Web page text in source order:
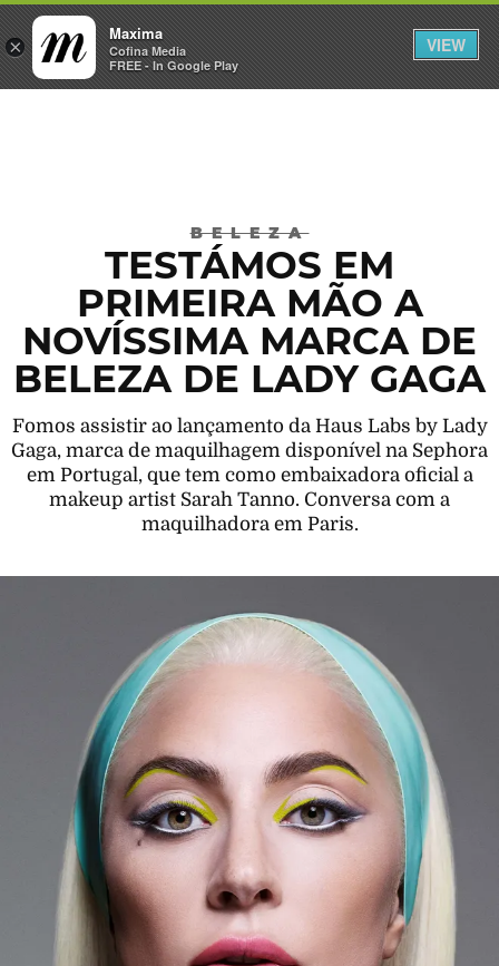
×
Maxima
Cofina Media
FREE - In Google Play
VIEW
INICIAR SESSÃO
BELEZA
TESTÁMOS EM
PRIMEIRA MÃO A
NOVÍSSIMA MARCA DE
BELEZA DE LADY GAGA
Fomos assistir ao lançamento da Haus Labs by Lady
Gaga, marca de maquilhagem disponível na Sephora
em Portugal, que tem como embaixadora oficial a
makeup artist Sarah Tanno. Conversa com a
maquilhadora em Paris.